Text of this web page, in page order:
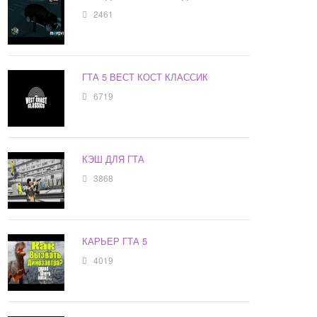
2461
ГТА 5 ВЕСТ КОСТ КЛАССИК
6719
КЭШ ДЛЯ ГТА
3868
КАРЬЕР ГТА 5
4019